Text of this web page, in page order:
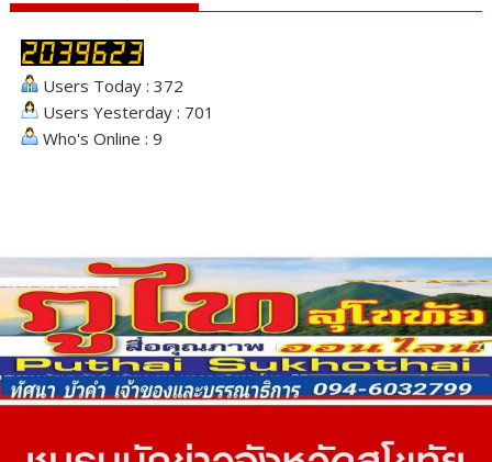
Users Today : 372
Users Yesterday : 701
Who's Online : 9